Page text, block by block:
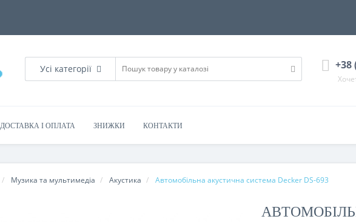
Усі категорії +38
ДОСТАВКА І ОПЛАТА ЗНИЖКИ КОНТАКТИ
Музика та мультимедіа Акустика Автомобільна акустична система Decker DS-693